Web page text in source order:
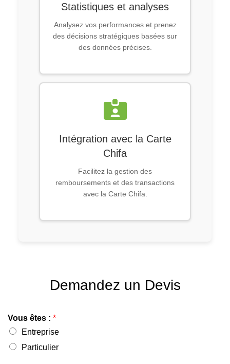
Statistiques et analyses
Analysez vos performances et prenez
des décisions stratégiques basées sur
des données précises.
Intégration avec la Carte
Chifa
Facilitez la gestion des
remboursements et des transactions
avec la Carte Chifa.
Demandez un Devis
Vous êtes : *
Entreprise
Particulier